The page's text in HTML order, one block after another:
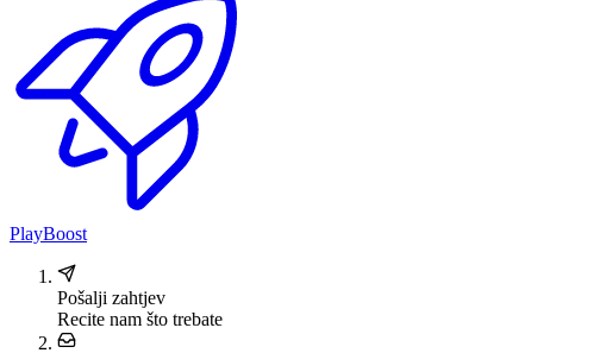
PlayBoost
Pošalji zahtjev
Recite nam što trebate